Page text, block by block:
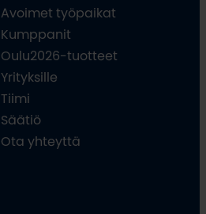
Avoimet työpaikat
Kumppanit
Oulu2026-tuotteet
Yrityksille
Tiimi
Säätiö
Ota yhteyttä